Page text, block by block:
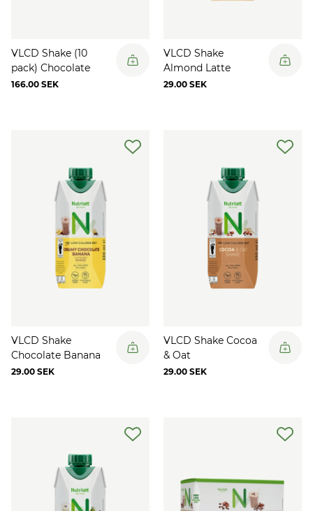
VLCD Shake (10
pack) Chocolate
166.00 SEK
VLCD Shake
Almond Latte
29.00 SEK
VLCD Shake
Chocolate Banana
29.00 SEK
VLCD Shake Cocoa
& Oat
29.00 SEK